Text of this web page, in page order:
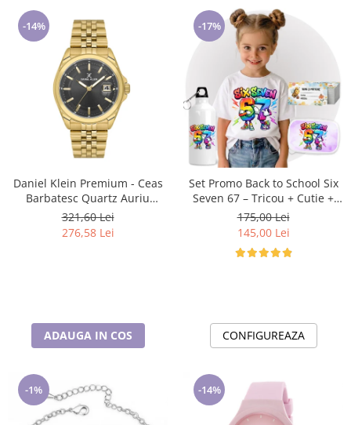
-14%
Daniel Klein Premium - Ceas
Barbatesc Quartz Auriu
DK.6.14205-4
321,60 Lei
276,58 Lei
ADAUGA IN COS
-17%
Set Promo Back to School Six
Seven 67 – Tricou + Cutie +
Bidon Personalizat pentru
copilul tău
175,00 Lei
145,00 Lei
CONFIGUREAZA
-1% -14%